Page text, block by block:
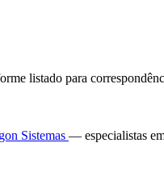
listado para
Sistemas — especialistas